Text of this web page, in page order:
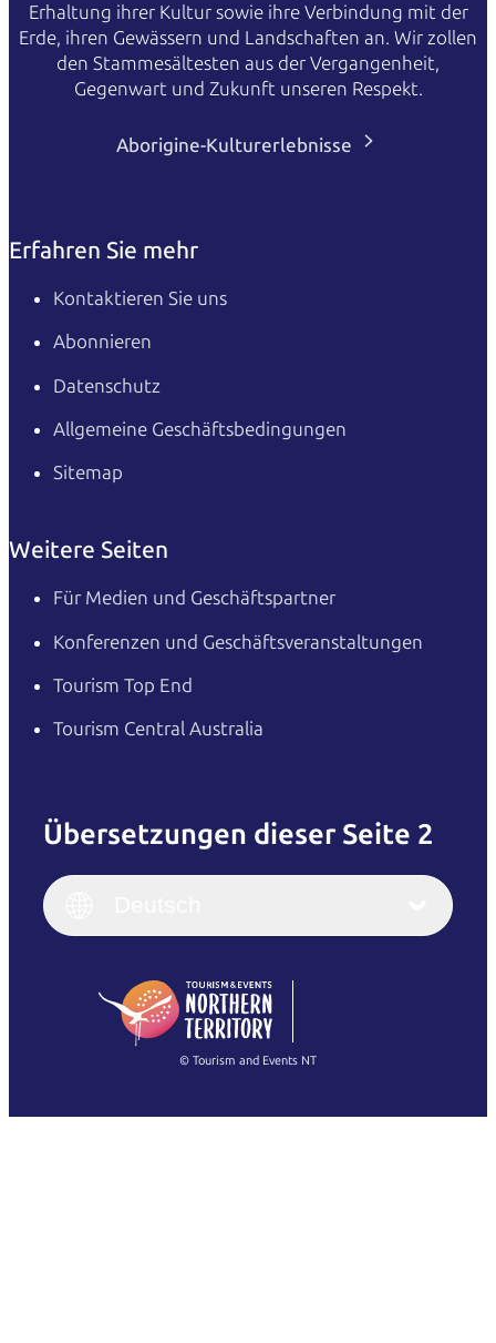
Erhaltung ihrer Kultur sowie ihre Verbindung mit der
Erde, ihren Gewässern und Landschaften an. Wir zollen
den Stammesältesten aus der Vergangenheit,
Gegenwart und Zukunft unseren Respekt.
Aborigine-Kulturerlebnisse
Erfahren Sie mehr
Kontaktieren Sie uns
Abonnieren
Datenschutz
Allgemeine Geschäftsbedingungen
Sitemap
Weitere Seiten
Für Medien und Geschäftspartner
Konferenzen und Geschäftsveranstaltungen
Tourism Top End
Tourism Central Australia
Übersetzungen dieser Seite 2
English
(Singapore)
Italiano
繁體中文
© Tourism and Events NT